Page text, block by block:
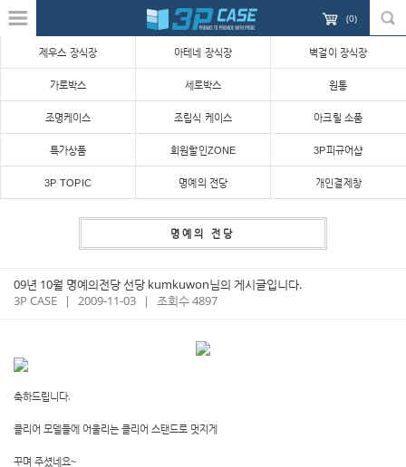
(0)
제우스 장식장 아테네 장식장 벽걸이 장식장
가로박스 세로박스 원통
조명케이스 조립식 케이스 아크릴 소품
특가상품 회원할인ZONE 3P피규어샵
3P TOPIC 명예의 전당 개인결제창
명예의 전당
09년 10월 명예의전당 선당 kumkuwon님의 게시글입니다.
3P CASE
| 2009-11-03 | 조회수 4897
축하드립니다.
클리어 모델들에 어울리는 클리어 스탠드로 멋지게
꾸며 주셨네요~